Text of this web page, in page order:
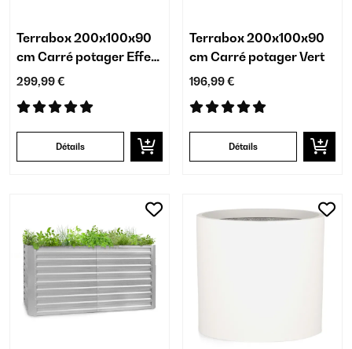
Terrabox 200x100x90
cm Carré potager Effet
rouille
299,99 €
Détails
Terrabox 200x100x90
cm Carré potager Vert
196,99 €
Détails